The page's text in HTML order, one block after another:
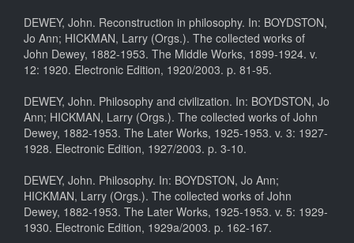
DEWEY, John. Reconstruction in philosophy. In: BOYDSTON,
Jo Ann; HICKMAN, Larry (Orgs.). The collected works of
John Dewey, 1882-1953. The Middle Works, 1899-1924. v.
12: 1920. Electronic Edition, 1920/2003. p. 81-95.
DEWEY, John. Philosophy and civilization. In: BOYDSTON, Jo
Ann; HICKMAN, Larry (Orgs.). The collected works of John
Dewey, 1882-1953. The Later Works, 1925-1953. v. 3: 1927-
1928. Electronic Edition, 1927/2003. p. 3-10.
DEWEY, John. Philosophy. In: BOYDSTON, Jo Ann;
HICKMAN, Larry (Orgs.). The collected works of John
Dewey, 1882-1953. The Later Works, 1925-1953. v. 5: 1929-
1930. Electronic Edition, 1929a/2003. p. 162-167.